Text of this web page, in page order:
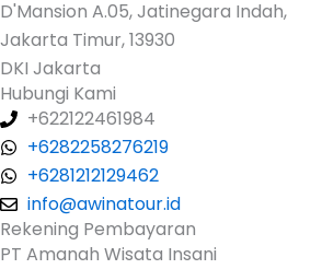
D'Mansion A.05, Jatinegara Indah,
Jakarta Timur, 13930
DKI Jakarta
Hubungi Kami
+622122461984
+6282258276219
+6281212129462
info@awinatour.id
Rekening Pembayaran
PT Amanah Wisata Insani